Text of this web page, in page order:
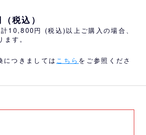
税込）
10,800円 (税込)以上ご購入の場合、
す。
つきましては こちら をご参照くださ